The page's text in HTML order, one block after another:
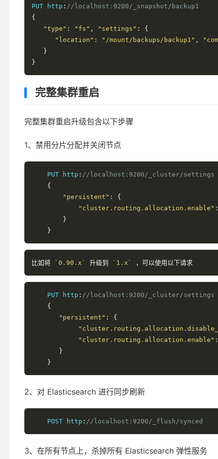
PUT http : //localhost:9200/_snapshot/backup1
{
"type" : "fs" , "settings" :
{
"location" : "/mount/backups/backup1" ,
}
}
完整集群重启
完整集群重启升级包含以下步骤
1、禁用分片分配并关闭节点
    PUT http
: //localhost:9200/_cluster/settings
{
"persistent" :
{
"cluster.routing.allocation.enable" :
}
}
比如将 `0.90.x` 升级到 `1.x` ，可以使用以下请求
    PUT http
: //localhost:9200/_cluster/settings
{
"persistent" :
{
"cluster.routing.allocation.enable" :
}
}
2、对 Elasticsearch 进行同步刷新
    POST http
: //localhost:9200/_flush/synced
3、在所有节点上，杀掉所有 Elasticsearch 弹性服务